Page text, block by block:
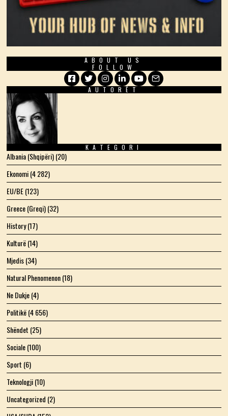
ABOUT US
FOLLOW
Facebook
TwitterInstagram
LinkedIn
YouTube
Email
AUTORËT
KATEGORI
Albania (Shqipëri)(20)
Ekonomi(4 282)
EU/BE(123)
Greece (Greqi)(32)
History(17)
Kulturë(14)
Mjedis(34)
Natural Phenomenon(18)
Ne Dukje(4)
Politikë(4 656)
Shëndet (25)
Sociale(100)
Sport (6)
Teknologji(10)
Uncategorized (2)